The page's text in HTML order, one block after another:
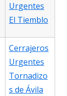
Urgentes
El Tiemblo
Cerrajeros
Urgentes
Tornadizo
s de Ávila